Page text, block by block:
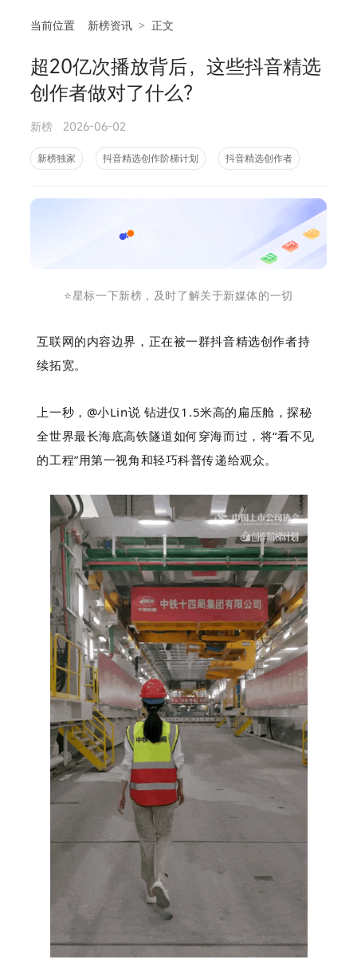
当前位置 新榜资讯 > 正文
超20亿次播放背后，这些抖音精选
创作者做对了什么？
新榜 2026-06-02
新榜独家 抖音精选创作阶梯计划 抖音精选创作者
⭐️星标一下新榜，及时了解关于新媒体的一切
互联网的内容边界，正在被一群抖音精选创作者持
续拓宽。
上一秒，@小Lin说 钻进仅1.5米高的扁压舱，探秘
全世界最长海底高铁隧道如何穿海而过，将“看不见
的工程”用第一视角和轻巧科普传递给观众。